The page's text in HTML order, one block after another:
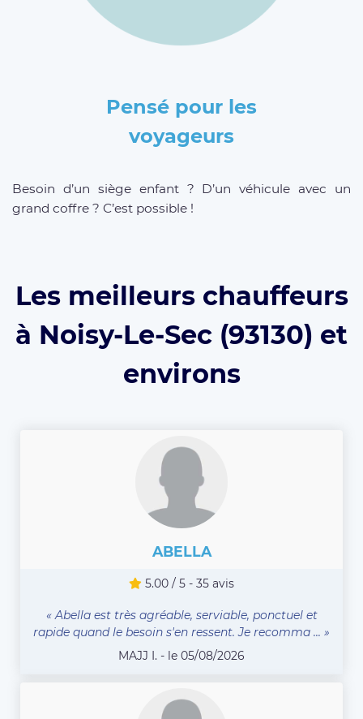
Pensé pour les
voyageurs
Besoin d’un siège enfant ? D’un véhicule avec un
grand coffre ? C’est possible !
Les meilleurs chauffeurs
à Noisy-Le-Sec (93130) et
environs
ABELLA
5.00 / 5 - 35 avis
« Abella est très agréable, serviable, ponctuel et
rapide quand le besoin s'en ressent. Je recomma ... »
MAJJ I. - le 05/08/2026